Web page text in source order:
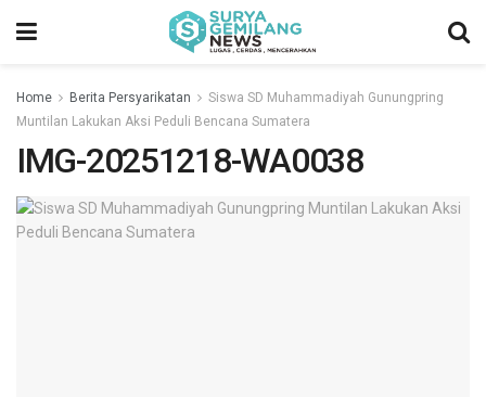
Home Berita Persyarikatan
Siswa SD Muhammadiyah Gunungpring
Muntilan Lakukan Aksi Peduli Bencana Sumatera
IMG-20251218-WA0038